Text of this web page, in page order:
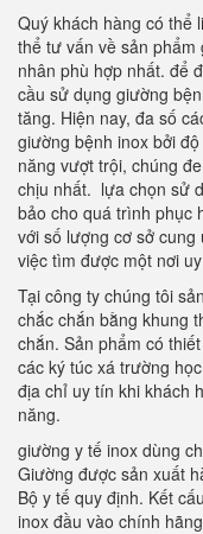
Quý khách hàng có thể
thể tư vấn về sản
nhân phù hợp nhất. để
cầu sử dụng giường
tăng. Hiện nay, đa số
giường bệnh inox bởi
năng vượt trội, chúng
chịu nhất. lựa chọn sử
bảo cho quá trình phục
với số lượng cơ sở
việc tìm được một nơi
Tại công ty chúng tôi
chắc chắn bằng khung
chắn. Sản phẩm có
các ký túc xá trường
địa chỉ uy tín khi khách
năng.
giường y tế inox dùng
Giường được sản xuất
Bộ y tế quy định. Kết
inox đầu vào chính